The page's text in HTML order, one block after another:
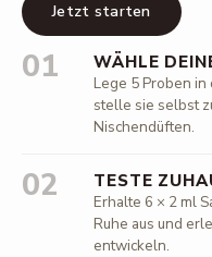
Jetzt starten
01 WÄHLE
Lege 5 Proben
stelle sie selbst
Nischendüften.
02 TESTE
Erhalte 6 × 2 ml
Ruhe aus und
entwickeln.